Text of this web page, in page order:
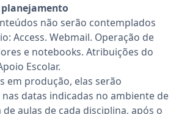
não serão contemplados
Access. Webmail. Operação de
e notebooks. Atribuições do
Escolar.
em produção, elas serão
datas indicadas no ambiente de
aulas de cada disciplina, após o